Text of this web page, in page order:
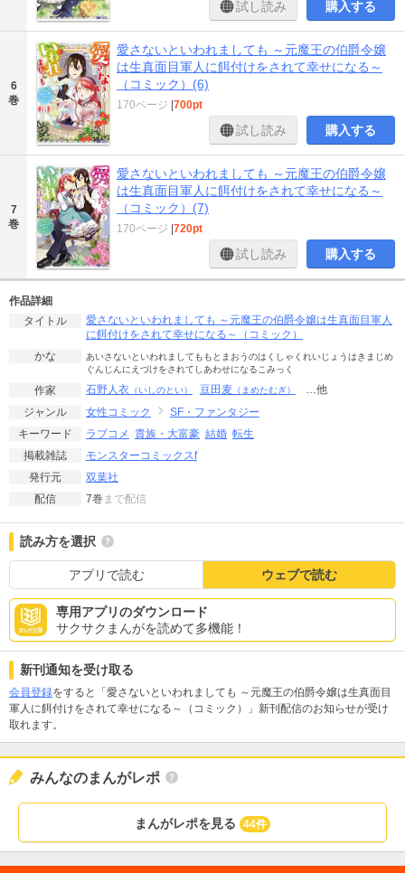
試し読み 購入する
6
巻
愛さないといわれましても ～元魔王の伯爵令嬢
は生真面目軍人に餌付けをされて幸せになる～
（コミック）(6)
170ページ 700pt
試し読み 購入する
7
巻
愛さないといわれましても ～元魔王の伯爵令嬢
は生真面目軍人に餌付けをされて幸せになる～
（コミック）(7)
170ページ 720pt
試し読み 購入する
作品詳細
タイトル
愛さないといわれましても ～元魔王の伯爵令嬢は生真面目軍人
に餌付けをされて幸せになる～（コミック）
かな
あいさないといわれましてももとまおうのはくしゃくれいじょうはきまじめ
ぐんじんにえづけをされてしあわせになるこみっく
作家 石野人衣 （いしのとい） 豆田麦 （まめたむぎ）
…他
ジャンル
女性コミック
SF・ファンタジー
キーワード
ラブコメ 貴族・大富豪 結婚 転生
掲載雑誌
モンスターコミックスf
発行元
双葉社
配信
7巻 まで配信
読み方を選択
アプリで読む ウェブで読む
専用アプリのダウンロード
サクサクまんがを読めて多機能！
新刊通知を受け取る
会員登録をすると「愛さないといわれましても ～元魔王の伯爵令嬢は生真面目
軍人に餌付けをされて幸せになる～（コミック）」新刊配信のお知らせが受け
取れます。
みんなのまんがレポ
まんがレポを見る 44件